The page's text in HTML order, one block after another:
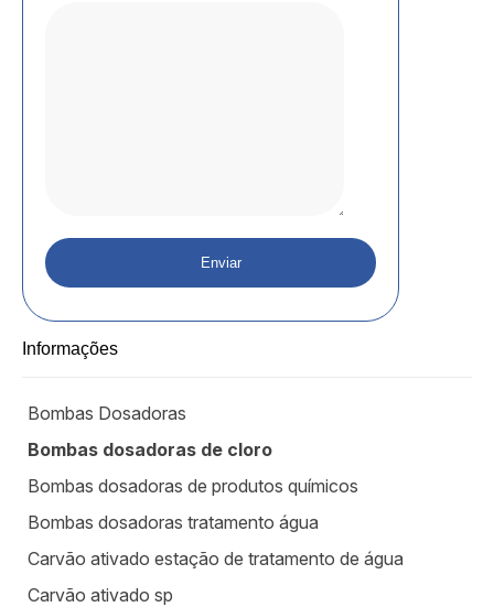
Informações
Bombas Dosadoras
Bombas dosadoras de cloro
Bombas dosadoras de produtos químicos
Bombas dosadoras tratamento água
Carvão ativado estação de tratamento de água
Carvão ativado sp